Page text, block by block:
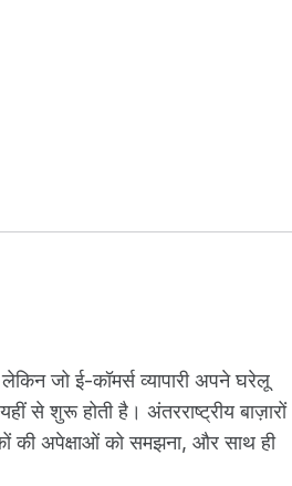
जो ई-कॉमर्स व्यापारी अपने घरेलू
से शुरू होती है। अंतरराष्ट्रीय बाज़ारों
की अपेक्षाओं को समझना, और साथ ही